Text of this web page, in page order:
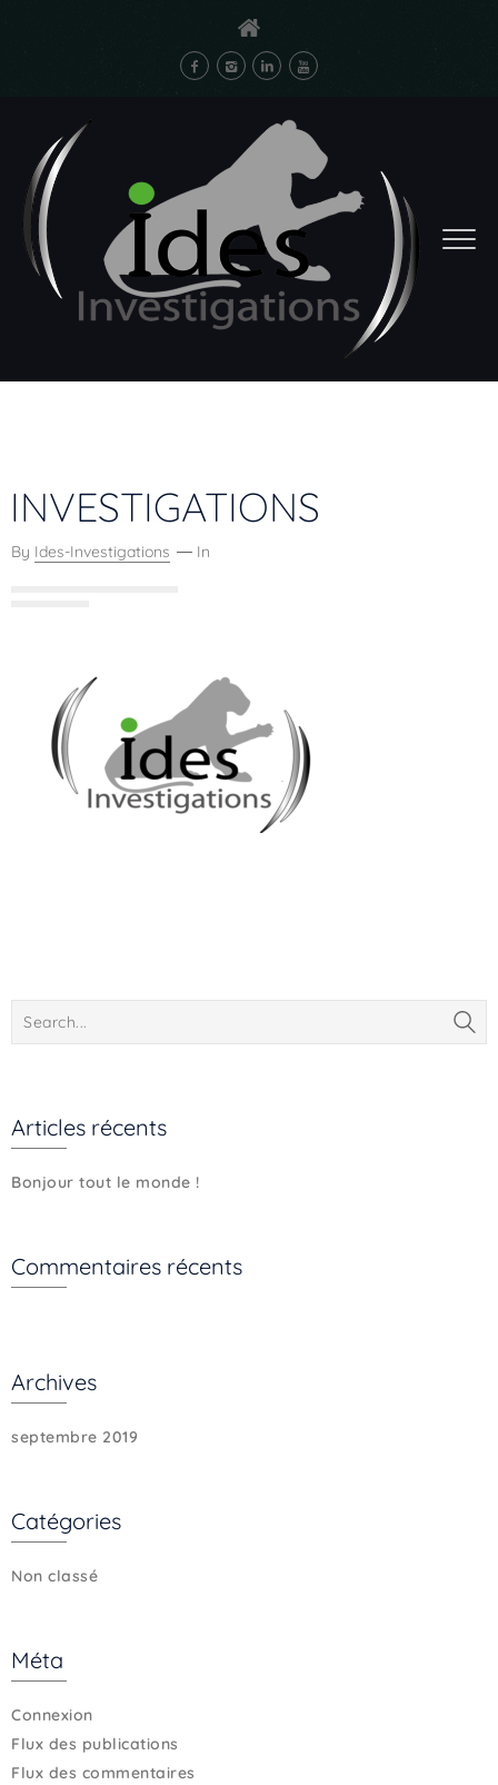
INVESTIGATIONS
By Ides-Investigations In
Articles récents
Bonjour tout le monde !
Commentaires récents
Archives
septembre 2019
Catégories
Non classé
Méta
Connexion
Flux des publications
Flux des commentaires